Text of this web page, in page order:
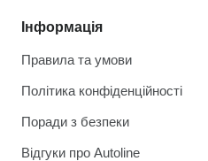
Інформація
Правила та умови
Політика конфіденційності
Поради з безпеки
Відгуки про Autoline